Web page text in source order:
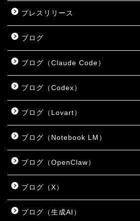
プレスリリース
ブログ
ブログ（Claude Code）
ブログ（Codex）
ブログ（Lovart）
ブログ（Notebook LM）
ブログ（OpenClaw）
ブログ（X）
ブログ（生成AI）